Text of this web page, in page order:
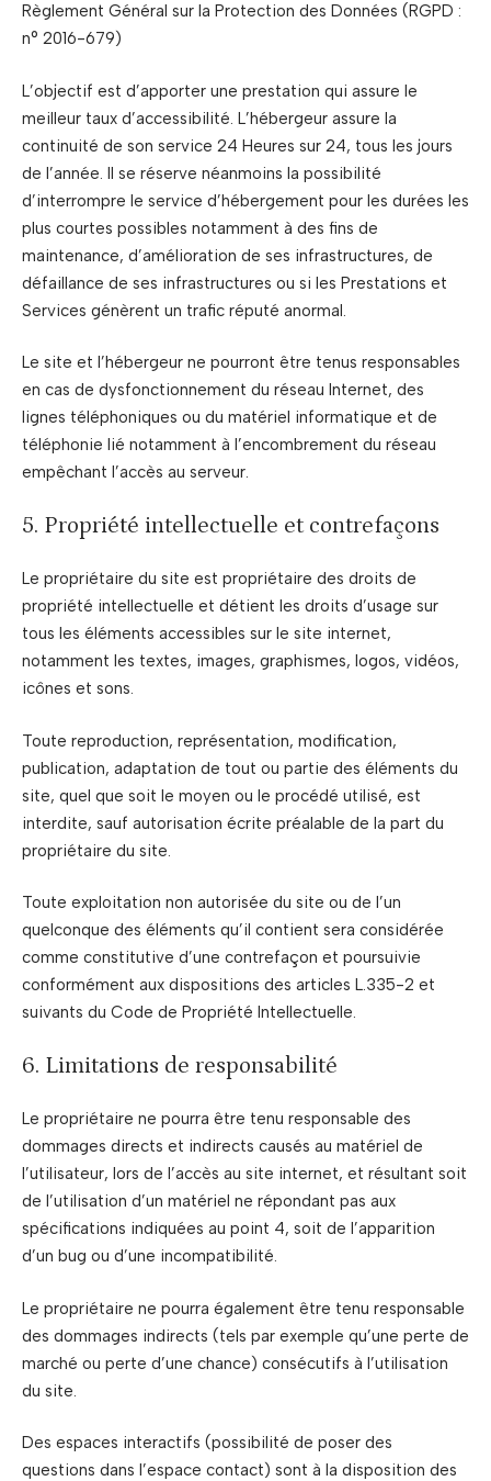
Règlement Général sur la Protection des Données (RGPD :
n° 2016-679)
L’objectif est d’apporter une prestation qui assure le
meilleur taux d’accessibilité. L’hébergeur assure la
continuité de son service 24 Heures sur 24, tous les jours
de l’année. Il se réserve néanmoins la possibilité
d’interrompre le service d’hébergement pour les durées les
plus courtes possibles notamment à des fins de
maintenance, d’amélioration de ses infrastructures, de
défaillance de ses infrastructures ou si les Prestations et
Services génèrent un trafic réputé anormal.
Le site et l’hébergeur ne pourront être tenus responsables
en cas de dysfonctionnement du réseau Internet, des
lignes téléphoniques ou du matériel informatique et de
téléphonie lié notamment à l’encombrement du réseau
empêchant l’accès au serveur.
5. Propriété intellectuelle et contrefaçons
Le propriétaire du site est propriétaire des droits de
propriété intellectuelle et détient les droits d’usage sur
tous les éléments accessibles sur le site internet,
notamment les textes, images, graphismes, logos, vidéos,
icônes et sons.
Toute reproduction, représentation, modification,
publication, adaptation de tout ou partie des éléments du
site, quel que soit le moyen ou le procédé utilisé, est
interdite, sauf autorisation écrite préalable de la part du
propriétaire du site.
Toute exploitation non autorisée du site ou de l’un
quelconque des éléments qu’il contient sera considérée
comme constitutive d’une contrefaçon et poursuivie
conformément aux dispositions des articles L.335-2 et
suivants du Code de Propriété Intellectuelle.
6. Limitations de responsabilité
Le propriétaire ne pourra être tenu responsable des
dommages directs et indirects causés au matériel de
l’utilisateur, lors de l’accès au site internet, et résultant soit
de l’utilisation d’un matériel ne répondant pas aux
spécifications indiquées au point 4, soit de l’apparition
d’un bug ou d’une incompatibilité.
Le propriétaire ne pourra également être tenu responsable
des dommages indirects (tels par exemple qu’une perte de
marché ou perte d’une chance) consécutifs à l’utilisation
du site.
Des espaces interactifs (possibilité de poser des
questions dans l’espace contact) sont à la disposition des